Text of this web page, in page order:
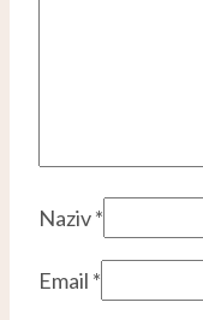
Naziv*
Email *